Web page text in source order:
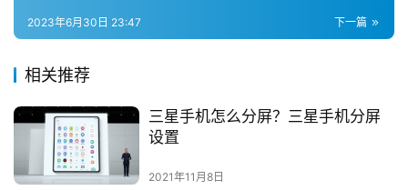
下一篇
2023年6月30日 23:47
相关推荐
三星手机怎么分屏？三星手机分屏
设置
2021年11月8日